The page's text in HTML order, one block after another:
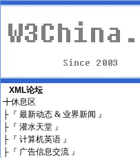
XML论坛
╋休息区
├ 『 最新动态 & 业界新闻 』
├ 『 灌水天堂 』
├ 『 计算机英语 』
├ 『 广告信息交流 』